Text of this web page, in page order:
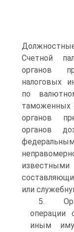
Счетной
органов
налоговых
по
таможенных
органов
органов
или
5.
операции
иным